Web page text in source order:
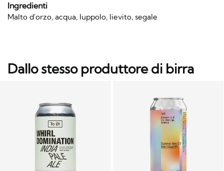
Ingredienti
Malto d'orzo, acqua, luppolo, lievito, segale
Dallo stesso produttore di birra